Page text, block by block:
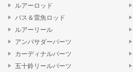
ルアーロッド
バス＆雷魚ロッド
ルアーリール
アンバサダーパーツ
カーディナルパーツ
五十鈴リールパーツ